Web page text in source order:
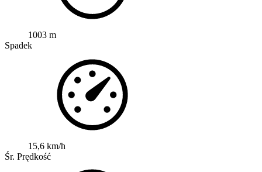
1003 m
Spadek
15,6 km/h
Śr. Prędkość